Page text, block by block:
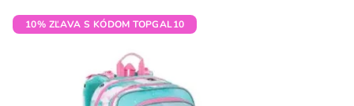
10% ZĽAVA S KÓDOM TOPGAL10